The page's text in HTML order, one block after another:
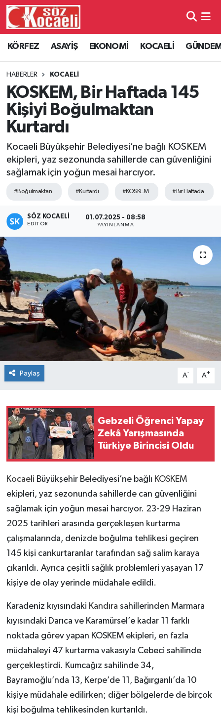
KÖRFEZ ASAYİŞ EKONOMİ KOCAELİ
HABERLER KOCAELİ
KOSKEM, Bir Haftada 145
Kişiyi Boğulmaktan
Kurtardı
Kocaeli Büyükşehir Belediyesi’ne bağlı KOSKEM
ekipleri, yaz sezonunda sahillerde can güvenliğini
sağlamak için yoğun mesai harcıyor.
#Boğulmaktan #Kurtardı #KOSKEM #Bir Haftada
SÖZ KOCAELI
EDITÖR
01.07.2025 - 08:58
YAYINLANMA
Paylaş A- A+
Gebzeli Öğrenci Yapay
Zekâ Yarışmasında
Türkiye Birincisi Oldu
Kocaeli Büyükşehir Belediyesi’ne bağlı KOSKEM
ekipleri, yaz sezonunda sahillerde can güvenliğini
sağlamak için yoğun mesai harcıyor. 23-29 Haziran
2025 tarihleri arasında gerçekleşen kurtarma
çalışmalarında, denizde boğulma tehlikesi geçiren
145 kişi cankurtaranlar tarafından sağ salim karaya
çıkarıldı. Ayrıca çeşitli sağlık problemleri yaşayan 17
kişiye de olay yerinde müdahale edildi.
Karadeniz kıyısındaki Kandıra sahillerinden Marmara
kıyısındaki Darıca ve Karamürsel’e kadar 11 farklı
noktada görev yapan KOSKEM ekipleri, en fazla
müdahaleyi 47 kurtarma vakasıyla Cebeci sahilinde
gerçekleştirdi. Kumcağız sahilinde 34,
Bayramoğlu’nda 13, Kerpe’de 11, Bağırganlı’da 10
kişiye müdahale edilirken; diğer bölgelerde de birçok
kişi boğulma tehlikesinden kurtarıldı.
Kocaeli Hava Durumu
Kocaeli Namaz Vakitleri
Kocaeli Trafik Yoğunluk Haritası
Tüm Manşetler
Son Dakika Haberleri
Haber Arşivi